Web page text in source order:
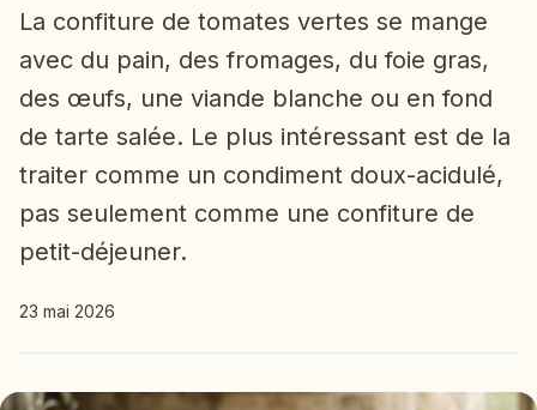
La confiture de tomates vertes se mange
avec du pain, des fromages, du foie gras,
des œufs, une viande blanche ou en fond
de tarte salée. Le plus intéressant est de la
traiter comme un condiment doux-acidulé,
pas seulement comme une confiture de
petit-déjeuner.
23 mai 2026